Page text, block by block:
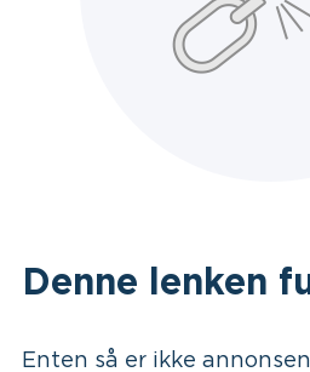
Denne lenken
Enten så er ikke